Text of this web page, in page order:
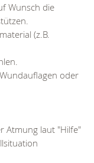
Wunsch die
(z.B.
oder
Atmung laut "Hilfe"